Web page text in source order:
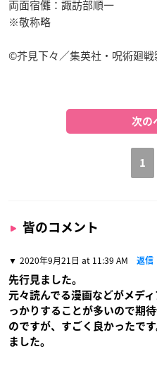
両面宿儺：諏訪部順一
※敬称略
©芥見下々／集英社・呪術廻
次の
1
皆のコメント
2020年9月21日 at 11:39 AM 返信
先行見ました。
元々読んでる漫画などがメデ
っかりすることが多いので期
のですが、すごく良かったで
ました。